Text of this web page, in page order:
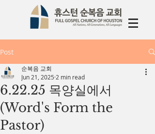
Post
6.22.25 목양실에서
(Word's Form the
Pastor)
순복음 교회
Jun 21, 2025 2 min read